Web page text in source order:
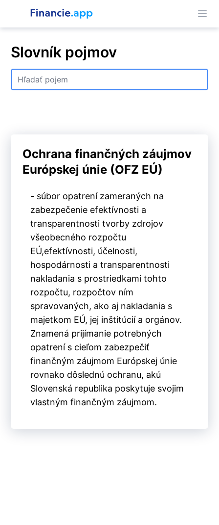
Slovník pojmov
Ochrana finančných záujmov
Európskej únie (OFZ EÚ)
- súbor opatrení zameraných na
zabezpečenie efektívnosti a
transparentnosti tvorby zdrojov
všeobecného rozpočtu
EÚ,efektívnosti, účelnosti,
hospodárnosti a transparentnosti
nakladania s prostriedkami tohto
rozpočtu, rozpočtov ním
spravovaných, ako aj nakladania s
majetkom EÚ, jej inštitúcií a orgánov.
Znamená prijímanie potrebných
opatrení s cieľom zabezpečiť
finančným záujmom Európskej únie
rovnako dôslednú ochranu, akú
Slovenská republika poskytuje svojim
vlastným finančným záujmom.